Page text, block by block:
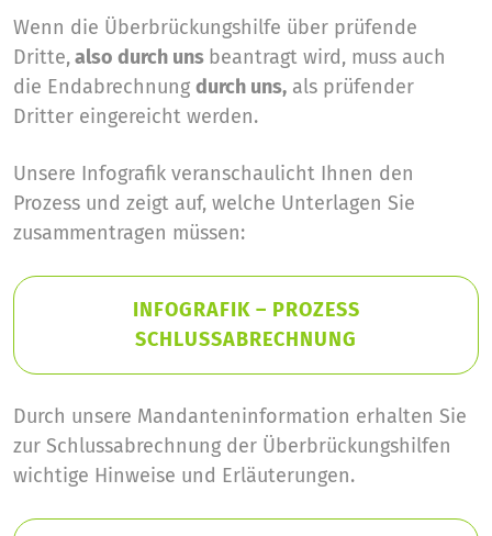
Wenn die Überbrückungshilfe über prüfende
Dritte,also durch uns beantragt wird, muss auch
die Endabrechnungdurch uns, als prüfender
Dritter eingereicht werden.
Unsere Infografik veranschaulicht Ihnen den
Prozess und zeigt auf, welche Unterlagen Sie
zusammentragen müssen:
INFOGRAFIK – PROZESS
SCHLUSSABRECHNUNG
Durch unsere Mandanteninformation erhalten Sie
zur Schlussabrechnung der Überbrückungshilfen
wichtige Hinweise und Erläuterungen.